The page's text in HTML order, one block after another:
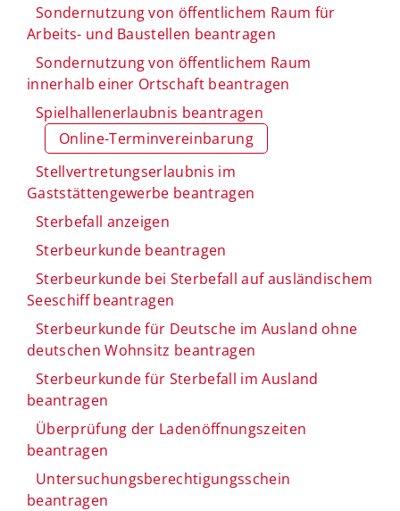
Sondernutzung von öffentlichem Raum für
Arbeits- und Baustellen beantragen
Sondernutzung von öffentlichem Raum
innerhalb einer Ortschaft beantragen
Spielhallenerlaubnis beantragen
Online-Terminvereinbarung
Stellvertretungserlaubnis im
Gaststättengewerbe beantragen
Sterbefall anzeigen
Sterbeurkunde beantragen
Sterbeurkunde bei Sterbefall auf ausländischem
Seeschiff beantragen
Sterbeurkunde für Deutsche im Ausland ohne
deutschen Wohnsitz beantragen
Sterbeurkunde für Sterbefall im Ausland
beantragen
Überprüfung der Ladenöffnungszeiten
beantragen
Untersuchungsberechtigungsschein
beantragen